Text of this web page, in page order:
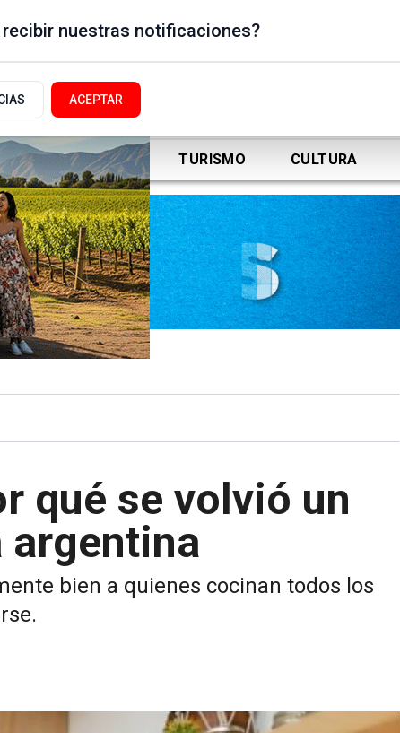
DEPORTES TURISMO CULTURA
qué se volvió un
argentina
bien a quienes cocinan todos los
recibir nuestras notificaciones?
ACEPTAR